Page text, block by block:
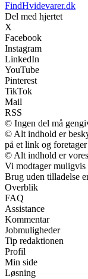
FindHvidevarer.dk
Del med hjertet
X
Facebook
Instagram
LinkedIn
YouTube
Pinterest
TikTok
Mail
RSS
© Ingen del må
© Alt indhold er
på et link og
© Alt indhold er
Vi modtager muligvis
Brug uden tilladelse
Overblik
FAQ
Assistance
Kommentar
Jobmuligheder
Tip redaktionen
Profil
Min side
Løsning